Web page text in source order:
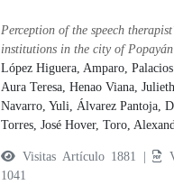
Perception of the speech
institutions in the city of
López Higuera, Amparo,
Aura Teresa,Henao Viana,
Navarro, Yuli,Álvarez Pantoja,
Torres, José Hover,Toro,
Visitas Artículo 1881 |
1041